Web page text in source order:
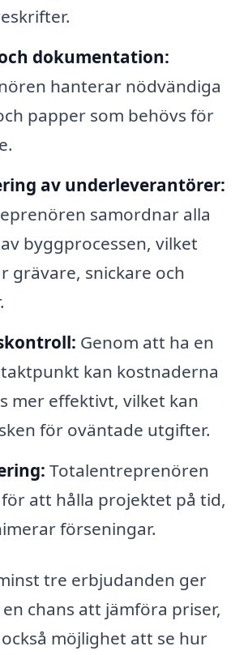
dokumentation:
hanterar nödvändiga
papper som behövs för
av underleverantörer:
samordnar alla
byggprocessen, vilket
grävare, snickare och
Genom att ha en
kan kostnaderna
mer effektivt, vilket kan
för oväntade utgifter.
Totalentreprenören
att hålla projektet på tid,
förseningar.
tre erbjudanden ger
chans att jämföra priser,
möjlighet att se hur